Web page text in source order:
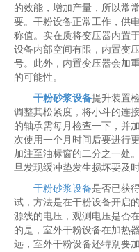
的效能，增加产量，所以常
要。干粉设备正常工作，供
称值。实在质将变压器内置
设备内部空间有限，内置变
号。此外，内置变压器会加
的可能性。
干粉砂浆设备提升装置
调整其松紧度，将小斗的连
的轴承需每月检查一下，并
次使用一个月时间后要进行
加注至油标窗的二分之一处
旦发现缓冲垫发生损坏要及
干粉砂浆设备是否已获
试，方法是在干粉设备开启
源线的电压，观测电压是否
的是，室外干粉设备在加热
远，室外干粉设备还特别要